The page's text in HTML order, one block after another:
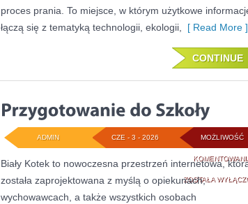
proces prania. To miejsce, w którym użytkowe
łączą się z tematyką technologii, ekologii,
[ Read More ]
CONTINUE
MOŻLIWOŚĆ
ZOSTAŁA
CZE - 3 - 2026
ADMIN
Biały Kotek to nowoczesna przestrzeń internetowa,
została zaprojektowana z myślą o opiekunach,
wychowawcach, a także wszystkich osobach